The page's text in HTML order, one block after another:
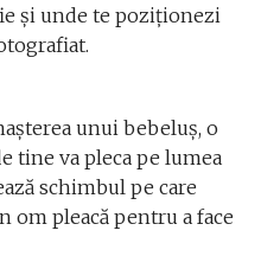
și unde te poziționezi
unui bebeluș, o
tine va pleca pe lumea
schimbul pe care
om pleacă pentru a face